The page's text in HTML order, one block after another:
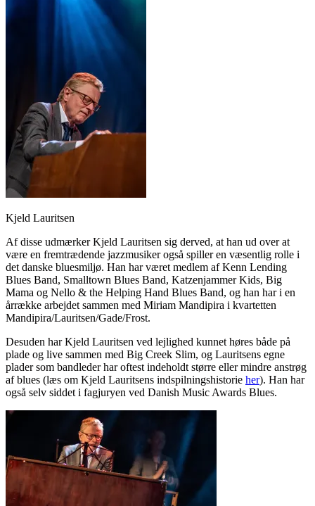
Kjeld Lauritsen
Af disse udmærker Kjeld Lauritsen sig derved, at han ud over at
være en fremtrædende jazzmusiker også spiller en væsentlig rolle i
det danske bluesmiljø. Han har været medlem af Kenn Lending
Blues Band, Smalltown Blues Band, Katzenjammer Kids, Big
Mama og Nello & the Helping Hand Blues Band, og han har i en
årrække arbejdet sammen med Miriam Mandipira i kvartetten
Mandipira/Lauritsen/Gade/Frost.
Desuden har Kjeld Lauritsen ved lejlighed kunnet høres både på
plade og live sammen med Big Creek Slim, og Lauritsens egne
plader som bandleder har oftest indeholdt større eller mindre anstrøg
af blues (læs om Kjeld Lauritsens indspilningshistorie her). Han har
også selv siddet i fagjuryen ved Danish Music Awards Blues.